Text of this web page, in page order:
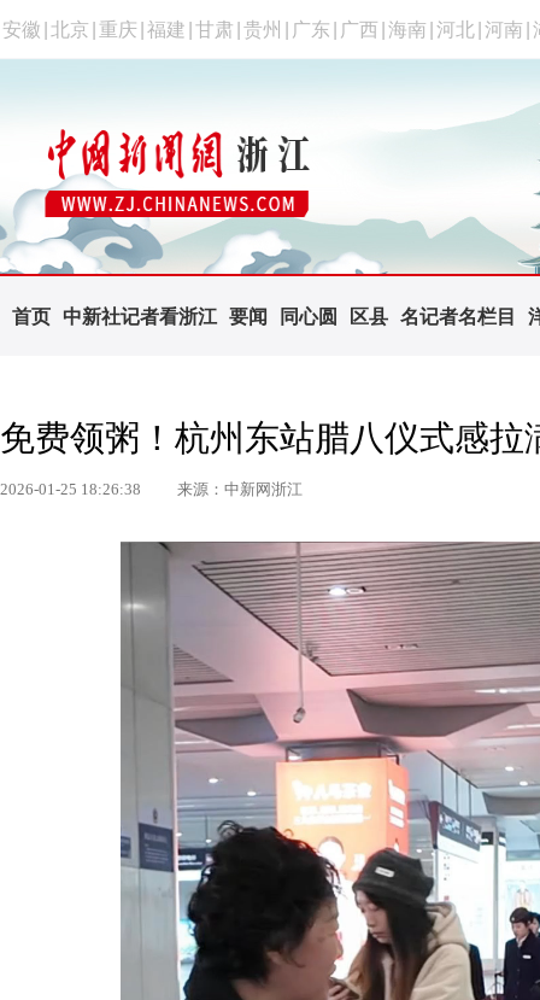
安徽 北京 重庆 福建 甘肃 贵州 广东 广西 海南 河北 河南
首页 中新社记者看浙江 要闻 同心圆 区县 名记者名栏目
免费领粥！杭州东站腊八仪式感拉
2026-01-25 18:26:38 来源：中新网浙江